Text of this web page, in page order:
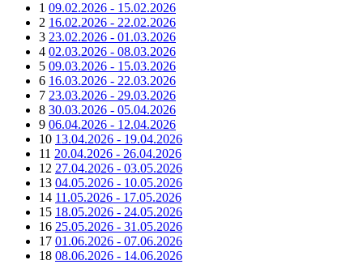
1 09.02.2026 - 15.02.2026
2 16.02.2026 - 22.02.2026
3 23.02.2026 - 01.03.2026
4 02.03.2026 - 08.03.2026
5 09.03.2026 - 15.03.2026
6 16.03.2026 - 22.03.2026
7 23.03.2026 - 29.03.2026
8 30.03.2026 - 05.04.2026
9 06.04.2026 - 12.04.2026
10 13.04.2026 - 19.04.2026
11 20.04.2026 - 26.04.2026
12 27.04.2026 - 03.05.2026
13 04.05.2026 - 10.05.2026
14 11.05.2026 - 17.05.2026
15 18.05.2026 - 24.05.2026
16 25.05.2026 - 31.05.2026
17 01.06.2026 - 07.06.2026
18 08.06.2026 - 14.06.2026